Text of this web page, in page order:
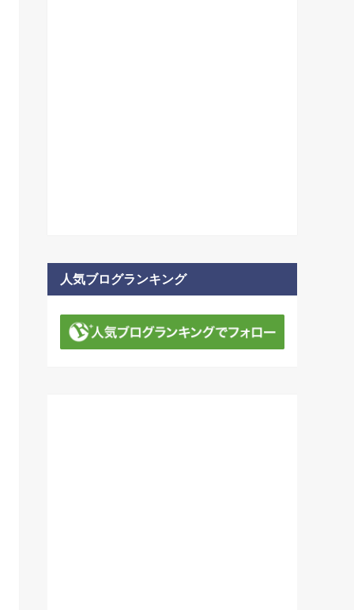
人気ブログランキング